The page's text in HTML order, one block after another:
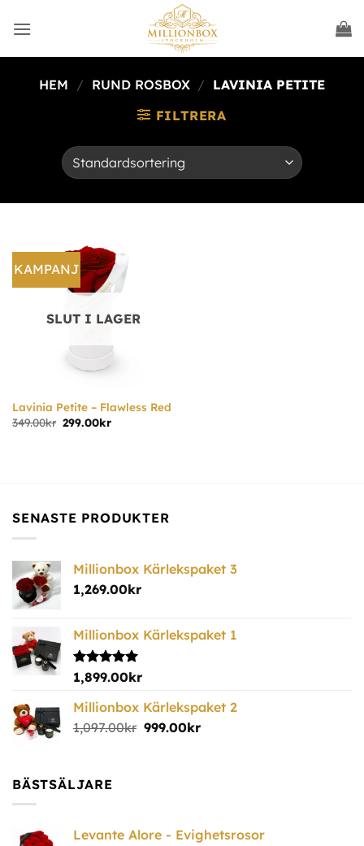
HEM / RUND ROSBOX / LAVINIA PETITE
FILTRERA
KAMPANJ
SLUT I LAGER
Lavinia Petite – Flawless Red
349.00kr 299.00kr
SENASTE PRODUKTER
Millionbox Kärlekspaket 3
1,269.00kr
Millionbox Kärlekspaket 1
Betygsatt
5.00
1,899.00kr
Millionbox Kärlekspaket 2
1,097.00kr 999.00kr
BÄSTSÄLJARE
Levante Alore - Evighetsrosor